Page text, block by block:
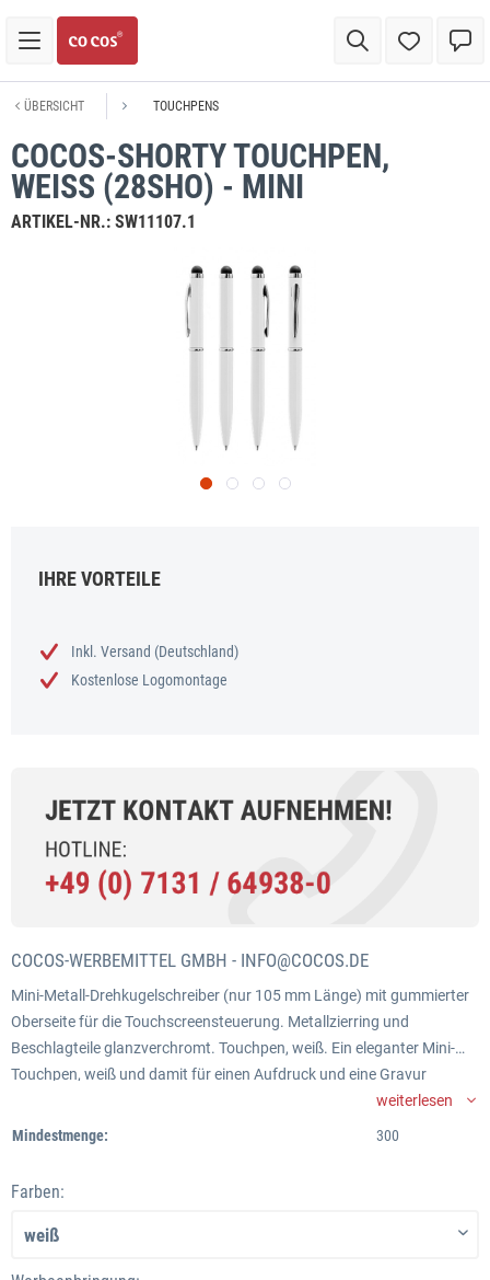
ÜBERSICHT TOUCHPENS
COCOS-SHORTY TOUCHPEN,
WEISS (28SHO) - MINI
ARTIKEL-NR.: SW11107.1
IHRE VORTEILE
Inkl. Versand (Deutschland)
Kostenlose Logomontage
COCOS-WERBEMITTEL GMBH - INFO@COCOS.DE
Mini-Metall-Drehkugelschreiber (nur 105 mm Länge) mit gummierter
Oberseite für die Touchscreensteuerung. Metallzierring und
Beschlagteile glanzverchromt. Touchpen, weiß. Ein eleganter Mini-
Touchpen, weiß und damit für einen Aufdruck und eine Gravur
Werbeanbringung: Gravur oder Tampondruck
Lieferzeit: ca. 3-4 Wochen ab Logofreigabe
weiterlesen
Mindestmenge:
300
Farben: